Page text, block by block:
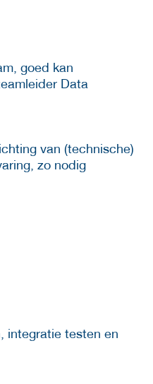
goed kan
Data
van (technische)
zo nodig
integratie testen en